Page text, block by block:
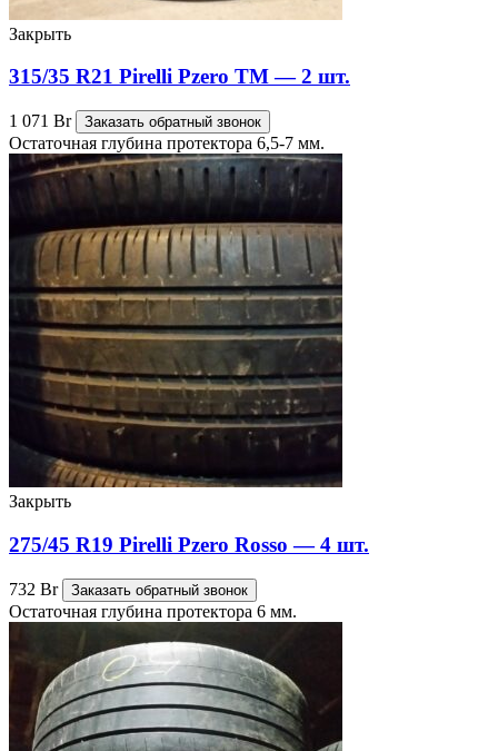
Закрыть
315/35 R21 Pirelli Pzero TM — 2 шт.
1 071 Br Заказать обратный звонок
Остаточная глубина протектора 6,5-7 мм.
Закрыть
275/45 R19 Pirelli Pzero Rosso — 4 шт.
732 Br Заказать обратный звонок
Остаточная глубина протектора 6 мм.